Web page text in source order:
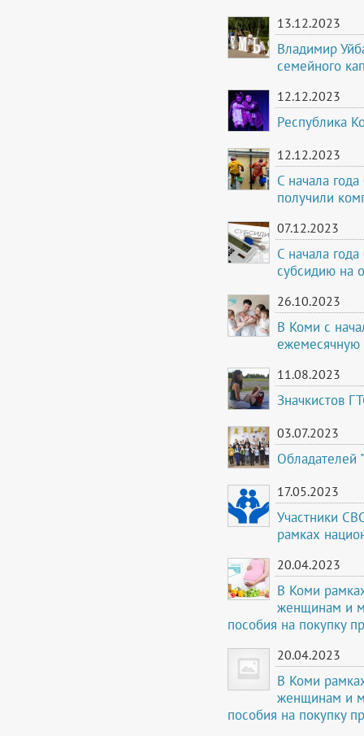
13.12.2023
Владимир
семейного
12.12.2023
Республика
12.12.2023
С начала
получили
07.12.2023
С начала
субсидию на
26.10.2023
В Коми с
ежемесячную
11.08.2023
Значкистов
03.07.2023
Обладателей
17.05.2023
Участники
рамках
20.04.2023
В Коми
женщинам и
пособия на покупку
20.04.2023
В Коми
женщинам и
пособия на покупку